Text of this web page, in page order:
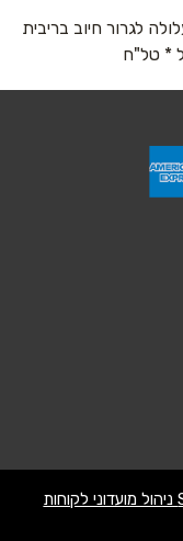
לגרור חיוב בריבית
* טל"ח